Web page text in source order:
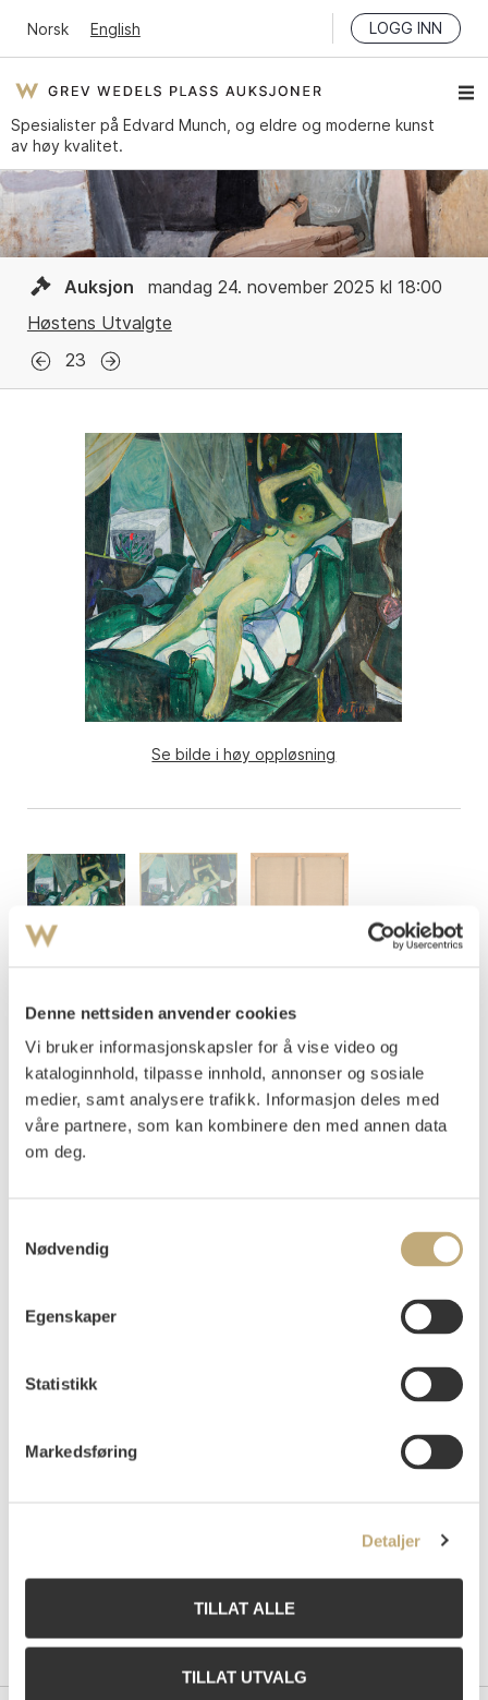
Denne nettsiden anvender cookies
Vi bruker informasjonskapsler for å vise video og
kataloginnhold, tilpasse innhold, annonser og sosiale
medier, samt analysere trafikk. Informasjon deles med
våre partnere, som kan kombinere den med annen data
om deg.
Nødvendig
Egenskaper
Statistikk
Markedsføring
Detaljer
TILLAT ALLE
TILLAT UTVALG
Norsk English LOGG INN
Spesialister på Edvard Munch, og eldre og moderne kunst
av høy kvalitet.
Auksjon
mandag 24. november 2025 kl 18:00
Høstens Utvalgte
23
Se bilde i høy oppløsning
Veer 1950
Olje på lerret
112x120
Signert og datert nede t.h.: Kai Fjell -50
Påtegnet med tittel på baksiden, på blindrammen: "-Veer-"
jubileumsutstilling" 22. mai - 1. oktober 1982, kat.nr. 33
Auksjonert
mandag 24. november 2025 kl 18:00